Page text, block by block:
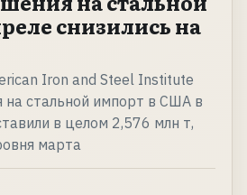
снизились на
Iron and Steel Institute
на стальной импорт в США в
в целом 2,576 млн т,
марта